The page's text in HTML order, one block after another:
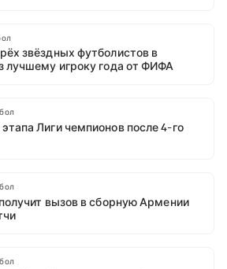
звёздных футболистов в
лучшему игроку года от ФИФА
Лиги чемпионов после 4-го
вызов в сборную Армении